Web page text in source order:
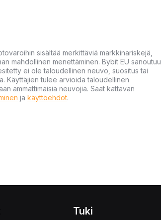
sisältää merkittäviä markkinariskejä,
mahdollinen menettäminen. Bybit EU sanoutuu
ei ole taloudellinen neuvo, suositus tai
Käyttäjien tulee arvioida taloudellinen
ammattimaisia neuvojia. Saat kattavan
ja käyttöehdot.
Tuki